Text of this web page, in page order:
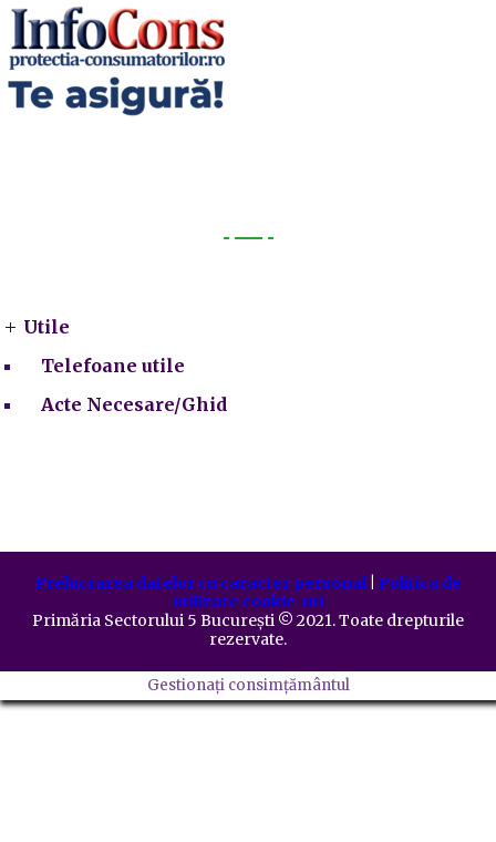
Utile
Telefoane utile
Acte Necesare/Ghid
Prelucrarea datelor cu caracter personal| Politica de
utilizare cookie-uri
Primăria Sectorului 5 București ©️ 2021. Toate drepturile
rezervate.
Gestionați consimțământul